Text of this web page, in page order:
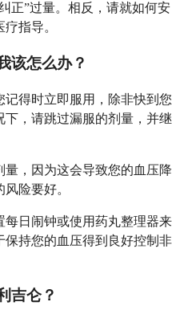
正”过量。相反，请就如何安
指导。
该怎么办？
得时立即服用，除非快到您
，请跳过漏服的剂量，并继
，因为这会导致您的血压降
险要好。
日闹钟或使用药丸整理器来
持您的血压得到良好控制非
吉仑？